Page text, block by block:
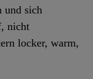
und sich
nicht
locker, warm,